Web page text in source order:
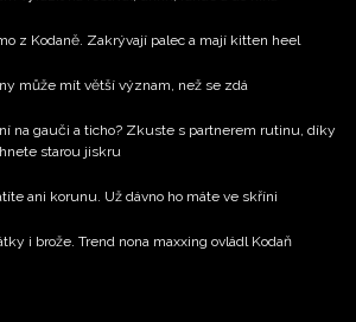
i další zajímavé a exkluzivní
partnerů? Pokud souhlasíte se
Extra s.r.o., zaškrtněte toto pole.
z Kodaně. Zakrývají palec a mají kitten heel
může mít větší význam, než se zdá
na gauči a ticho? Zkuste s partnerem rutinu, díky
starou jiskru
ani korunu. Už dávno ho máte ve skříni
i brože. Trend nona maxxing ovládl Kodaň